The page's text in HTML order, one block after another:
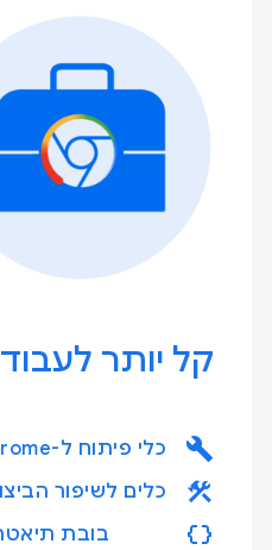
קל יותר לעבוד
build
construction
data_object בובת